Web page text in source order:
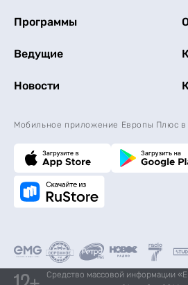
Программы
Ведущие
Новости
Мобильное приложение Европы Плюс в
Средство массовой информации